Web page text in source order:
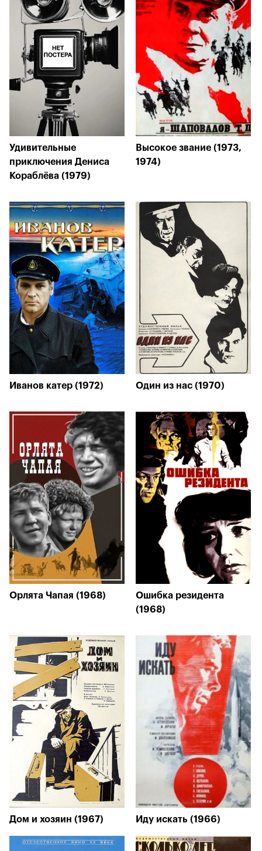
Удивительные
приключения Дениса
Кораблёва (1979)
Высокое звание (1973,
1974)
Иванов катер (1972) Один из нас (1970)
Орлята Чапая (1968)
Ошибка резидента
(1968)
Дом и хозяин (1967) Иду искать (1966)